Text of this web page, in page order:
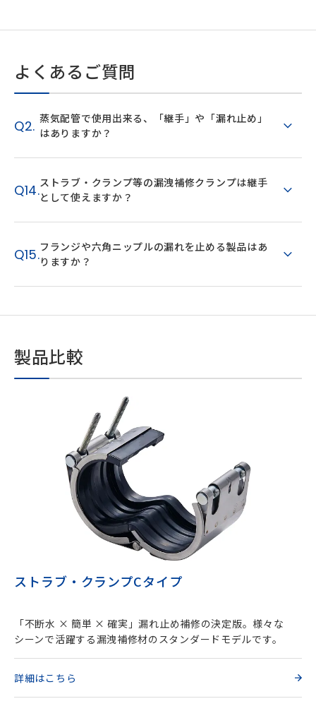
よくあるご質問
Q2. 蒸気配管で使用出来る、「継手」や「漏れ止め」
はありますか？
Q14.ストラブ・クランプ等の漏洩補修クランプは継手
として使えますか？
Q15.フランジや六角ニップルの漏れを止める製品はあ
りますか？
製品比較
ストラブ・クランプCタイプ
「不断水 × 簡単 × 確実」漏れ止め補修の決定版。様々な
シーンで活躍する漏洩補修材のスタンダードモデルです。
詳細はこちら